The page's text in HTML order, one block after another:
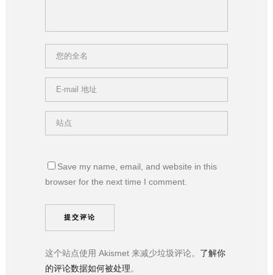
Save my name, email, and website in this
browser for the next time I comment.
这个站点使用 Akismet 来减少垃圾评论。 了解你
的评论数据如何被处理。